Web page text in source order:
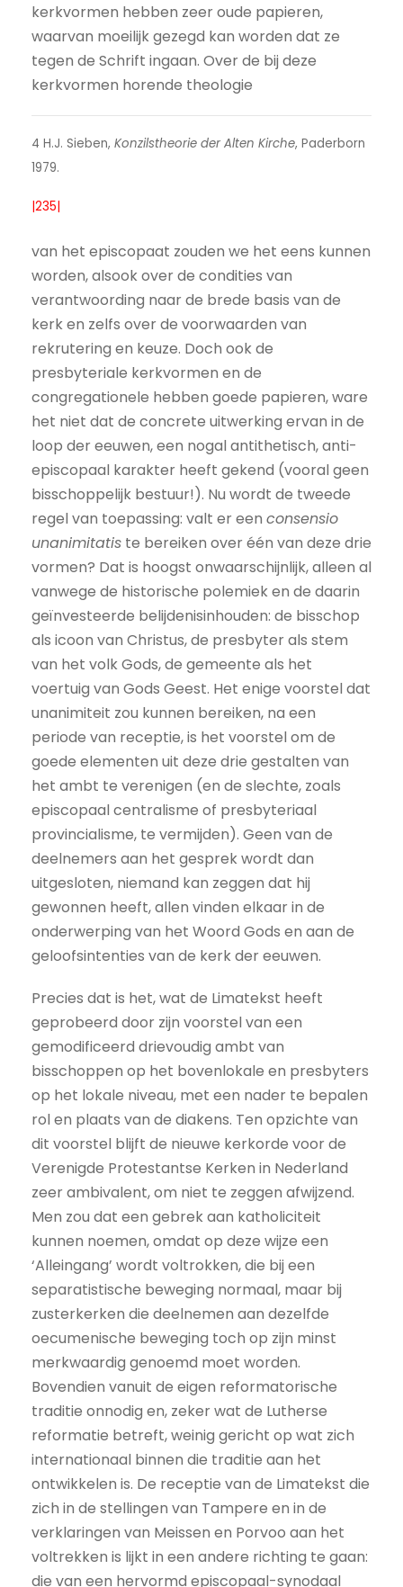
kerkvormen hebben zeer oude papieren,
waarvan moeilijk gezegd kan worden dat ze
tegen de Schrift ingaan. Over de bij deze
kerkvormen horende theologie
4 H.J. Sieben, Konzilstheorie der Alten Kirche, Paderborn
1979.
|235|
van het episcopaat zouden we het eens kunnen
worden, alsook over de condities van
verantwoording naar de brede basis van de
kerk en zelfs over de voorwaarden van
rekrutering en keuze. Doch ook de
presbyteriale kerkvormen en de
congregationele hebben goede papieren, ware
het niet dat de concrete uitwerking ervan in de
loop der eeuwen, een nogal antithetisch, anti-
episcopaal karakter heeft gekend (vooral geen
bisschoppelijk bestuur!). Nu wordt de tweede
regel van toepassing: valt er een consensio
unanimitatis te bereiken over één van deze drie
vormen? Dat is hoogst onwaarschijnlijk, alleen al
vanwege de historische polemiek en de daarin
geïnvesteerde belijdenisinhouden: de bisschop
als icoon van Christus, de presbyter als stem
van het volk Gods, de gemeente als het
voertuig van Gods Geest. Het enige voorstel dat
unanimiteit zou kunnen bereiken, na een
periode van receptie, is het voorstel om de
goede elementen uit deze drie gestalten van
het ambt te verenigen (en de slechte, zoals
episcopaal centralisme of presbyteriaal
provincialisme, te vermijden). Geen van de
deelnemers aan het gesprek wordt dan
uitgesloten, niemand kan zeggen dat hij
gewonnen heeft, allen vinden elkaar in de
onderwerping van het Woord Gods en aan de
geloofsintenties van de kerk der eeuwen.
Precies dat is het, wat de Limatekst heeft
geprobeerd door zijn voorstel van een
gemodificeerd drievoudig ambt van
bisschoppen op het bovenlokale en presbyters
op het lokale niveau, met een nader te bepalen
rol en plaats van de diakens. Ten opzichte van
dit voorstel blijft de nieuwe kerkorde voor de
Verenigde Protestantse Kerken in Nederland
zeer ambivalent, om niet te zeggen afwijzend.
Men zou dat een gebrek aan katholiciteit
kunnen noemen, omdat op deze wijze een
‘Alleingang’ wordt voltrokken, die bij een
separatistische beweging normaal, maar bij
zusterkerken die deelnemen aan dezelfde
oecumenische beweging toch op zijn minst
merkwaardig genoemd moet worden.
Bovendien vanuit de eigen reformatorische
traditie onnodig en, zeker wat de Lutherse
reformatie betreft, weinig gericht op wat zich
internationaal binnen die traditie aan het
ontwikkelen is. De receptie van de Limatekst die
zich in de stellingen van Tampere en in de
verklaringen van Meissen en Porvoo aan het
voltrekken is lijkt in een andere richting te gaan:
die van een hervormd episcopaal-synodaal